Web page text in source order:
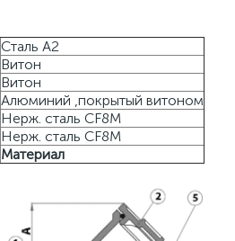
Сталь А2
Витон
Витон
Алюминий ,покрытый витоном
Нерж. сталь CF8M
Нерж. сталь CF8M
Материал